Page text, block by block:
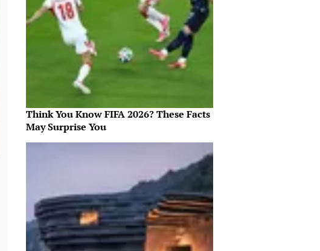
Think You Know FIFA 2026? These Facts
May Surprise You